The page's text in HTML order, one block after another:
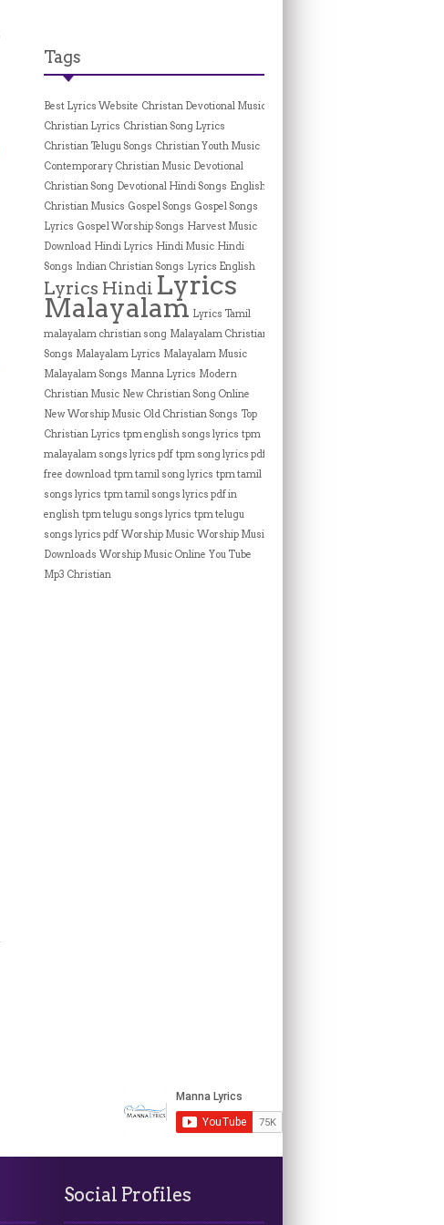
Tags
Best Lyrics Website Christan Devotional Music
Christian Lyrics Christian Song Lyrics
Christian Telugu Songs Christian Youth Music
Contemporary Christian Music Devotional
Christian Song Devotional Hindi Songs English
Christian Musics Gospel Songs Gospel Songs
Lyrics Gospel Worship Songs Harvest Music
Download Hindi Lyrics Hindi Music Hindi
Songs Indian Christian Songs Lyrics English
Lyrics Hindi Lyrics
Malayalam Lyrics Tamil
malayalam christian song Malayalam Christian
Songs Malayalam Lyrics Malayalam Music
Malayalam Songs Manna Lyrics Modern
Christian Music New Christian Song Online
New Worship Music Old Christian Songs Top
Christian Lyrics tpm english songs lyrics tpm
malayalam songs lyrics pdf tpm song lyrics pdf
free download tpm tamil song lyrics tpm tamil
songs lyrics tpm tamil songs lyrics pdf in
english tpm telugu songs lyrics tpm telugu
songs lyrics pdf Worship Music Worship Music
Downloads Worship Music Online You Tube
Mp3 Christian
Social Profiles